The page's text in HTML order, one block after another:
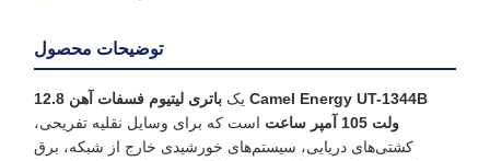
توضیحات محصول
Camel Energy UT-1344B یک
باتری لیتیوم فسفات آهن 12.8
ولت 105 آمپر ساعت
است که برای وسایل نقلیه تفریحی،
کشتی‌های دریایی، سیستم‌های خورشیدی خارج از شبکه، برق